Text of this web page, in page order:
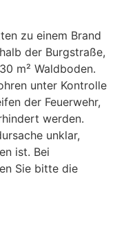
zu einem Brand
der Burgstraße,
m² Waldboden.
unter Kontrolle
der Feuerwehr,
werden.
unklar,
ist. Bei
Sie bitte die